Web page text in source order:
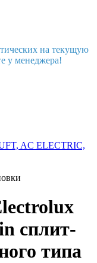
на текущую
у менеджера!
AC ELECTRIC,
сплит-
типа